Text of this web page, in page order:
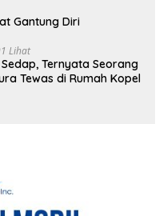
Gantung Diri
Lihat
Ternyata Seorang
Tewas di Rumah Kopel